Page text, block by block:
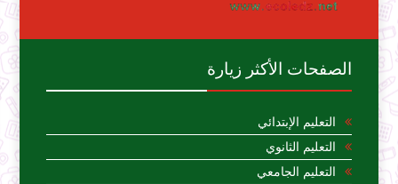
الصفحات الأكثر زيارة
التعليم الإبتدائي
التعليم الثانوي
التعليم الجامعي